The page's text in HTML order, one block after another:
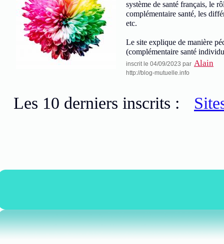
système de santé français, le
complémentaire santé, les
etc.
Le site explique de manière
(complémentaire santé
inscrit le 04/09/2023 par Alain
http://blog-mutuelle.info
Les 10 derniers inscrits :